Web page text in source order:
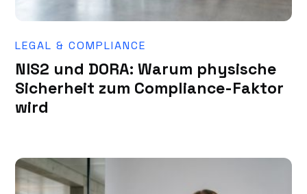
LEGAL & COMPLIANCE
NIS2 und DORA: Warum physische
Sicherheit zum Compliance-Faktor
wird